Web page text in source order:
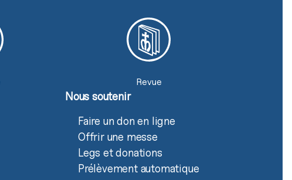
Revue
Nous soutenir
Faire un don en ligne
Offrir une messe
Legs et donations
Prélèvement automatique